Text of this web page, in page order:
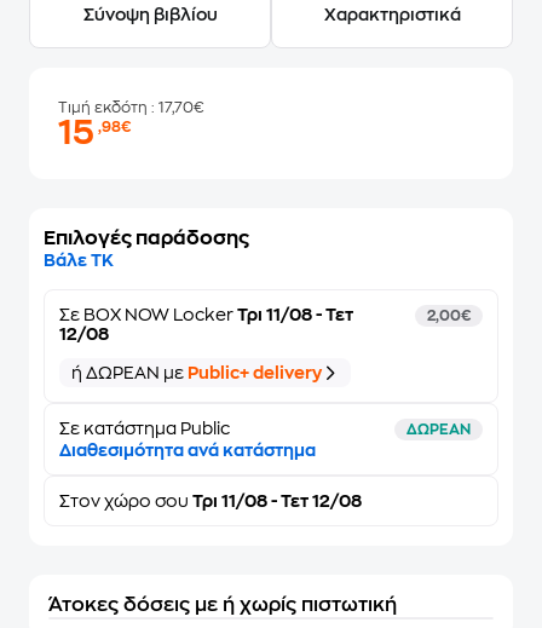
Σύνοψη βιβλίου Χαρακτηριστικά
Τιμή εκδότη : 17,70€
15,98€
Επιλογές παράδοσης
Βάλε ΤΚ
Σε BOX NOW Locker Τρι 11/08 - Τετ
12/08
2,00€
ή ΔΩΡΕΑΝ με Public+ delivery
Σε κατάστημα Public ΔΩΡΕΑΝ
Διαθεσιμότητα ανά κατάστημα
Στον χώρο σου Τρι 11/08 - Τετ 12/08
Άτοκες δόσεις με ή χωρίς πιστωτική